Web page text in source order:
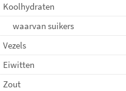
Koolhydraten
waarvan suikers
Vezels
Eiwitten
Zout